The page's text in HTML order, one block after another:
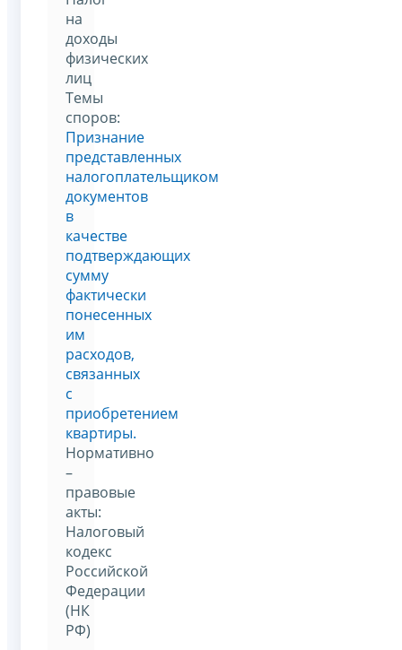
на
доходы
физических
лиц
Темы
споров:
Признание
представленных
налогоплательщиком
документов
в
качестве
подтверждающих
сумму
фактически
понесенных
им
расходов,
связанных
с
приобретением
квартиры.
Нормативно
–
правовые
акты:
Налоговый
кодекс
Российской
Федерации
(НК
РФ)